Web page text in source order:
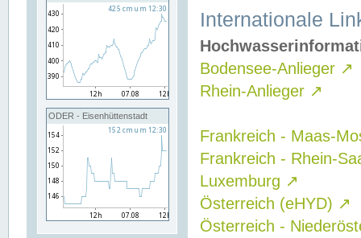
ODER - Eisenhüttenstadt
Internationale
Bodensee-Anlieger ↗
Rhein-Anlieger ↗
Frankreich - Maas-
Frankreich - Rhein-
Luxemburg ↗
Österreich (eHYD) ↗
Österreich -